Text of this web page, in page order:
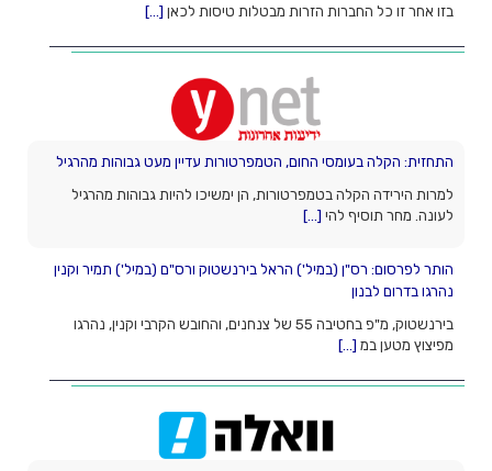
השר לשעבר יזהר שי על התגובות איתן הוא מתמודד[...]
התחזית: הקלה בעומסי החום, הטמפרטורות עדיין מעט גבוהות מהרגיל
למרות הירידה הקלה בטמפרטורות, הן ימשיכו להיות גבוהות מהרגיל
לעונה. מחר תוסיף להי [...]
הותר לפרסום: רס"ן (במיל') הראל בירנשטוק ורס"ם (במיל') תמיר וקנין
נהרגו בדרום לבנון
בירנשטוק, מ"פ בחטיבה 55 של צנחנים, והחובש הקרבי וקנין, נהרגו
מפיצוץ מטען במ [...]